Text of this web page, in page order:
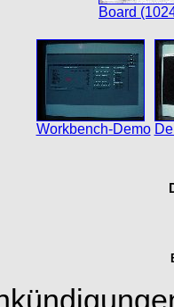
Board
Workbench-Demo